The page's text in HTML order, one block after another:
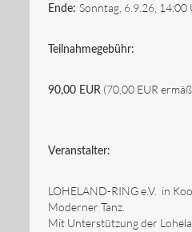
Ende: Sonntag, 6.9.26, 14:00
Teilnahmegebühr:
90,00 EUR (70,00 EUR
Veranstalter:
LOHELAND-RING e.V. in
Moderner Tanz.
Mit Unterstützung der